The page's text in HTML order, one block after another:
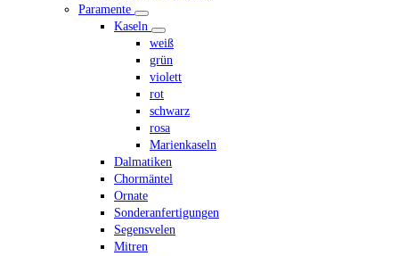
Paramente
Kaseln
weiß
grün
violett
rot
schwarz
rosa
Marienkaseln
Dalmatiken
Chormäntel
Ornate
Sonderanfertigungen
Segensvelen
Mitren